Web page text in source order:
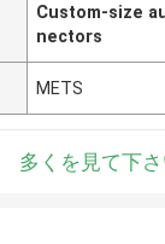
Custom-size
nectors
METS
多くを見て下